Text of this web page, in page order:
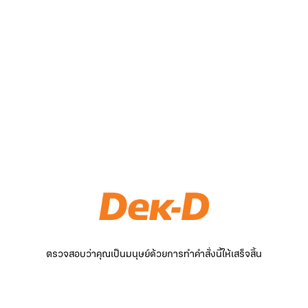
ตรวจสอบว่าคุณเป็นมนุษย์ด้วยการทำคำสั่งนี้ให้เสร็จสิ้น